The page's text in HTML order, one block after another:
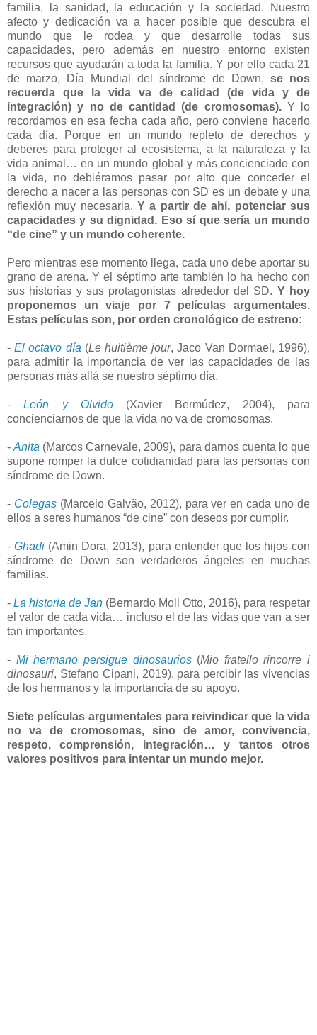
familia, la sanidad, la educación y la sociedad. Nuestro
afecto y dedicación va a hacer posible que descubra el
mundo que le rodea y que desarrolle todas sus
capacidades, pero además en nuestro entorno existen
recursos que ayudarán a toda la familia. Y por ello cada 21
de marzo, Día Mundial del síndrome de Down, se nos
recuerda que la vida va de calidad (de vida y de
integración) y no de cantidad (de cromosomas).Y lo
recordamos en esa fecha cada año, pero conviene hacerlo
cada día. Porque en un mundo repleto de derechos y
deberes para proteger al ecosistema, a la naturaleza y la
vida animal… en un mundo global y más concienciado con
la vida, no debiéramos pasar por alto que conceder el
derecho a nacer a las personas con SD es un debate y una
reflexión muy necesaria. Y a partir de ahí, potenciar sus
capacidades y su dignidad. Eso sí que sería un mundo
“de cine” y un mundo coherente.
Pero mientras ese momento llega, cada uno debe aportar su
grano de arena. Y el séptimo arte también lo ha hecho con
sus historias y sus protagonistas alrededor del SD. Y hoy
proponemos un viaje por 7 películas argumentales.
Estas películas son, por orden cronológico de estreno:
-El octavo día (Le huitième jour, Jaco Van Dormael, 1996),
para admitir la importancia de ver las capacidades de las
personas más allá se nuestro séptimo día.
-León y Olvido(Xavier Bermúdez, 2004), para
concienciarnos de que la vida no va de cromosomas.
-Anita (Marcos Carnevale, 2009), para darnos cuenta lo que
supone romper la dulce cotidianidad para las personas con
síndrome de Down.
- Colegas(Marcelo Galvão, 2012), para ver en cada uno de
ellos a seres humanos “de cine” con deseos por cumplir.
-Ghadi (Amin Dora, 2013), para entender que los hijos con
síndrome de Down son verdaderos ángeles en muchas
familias.
- La historia de Jan (Bernardo Moll Otto, 2016), para respetar
el valor de cada vida… incluso el de las vidas que van a ser
tan importantes.
- Mi hermano persigue dinosaurios(Mio fratello rincorre i
dinosauri, Stefano Cipani, 2019), para percibir las vivencias
de los hermanos y la importancia de su apoyo.
Siete películas argumentales para reivindicar que la vida
no va de cromosomas, sino de amor, convivencia,
respeto, comprensión, integración… y tantos otros
valores positivos para intentar un mundo mejor.